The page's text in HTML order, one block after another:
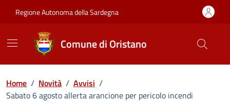
Regione Autonoma della Sardegna
Comune di Oristano
Home / Novità / Avvisi /
Sabato 6 agosto allerta arancione per pericolo incendi